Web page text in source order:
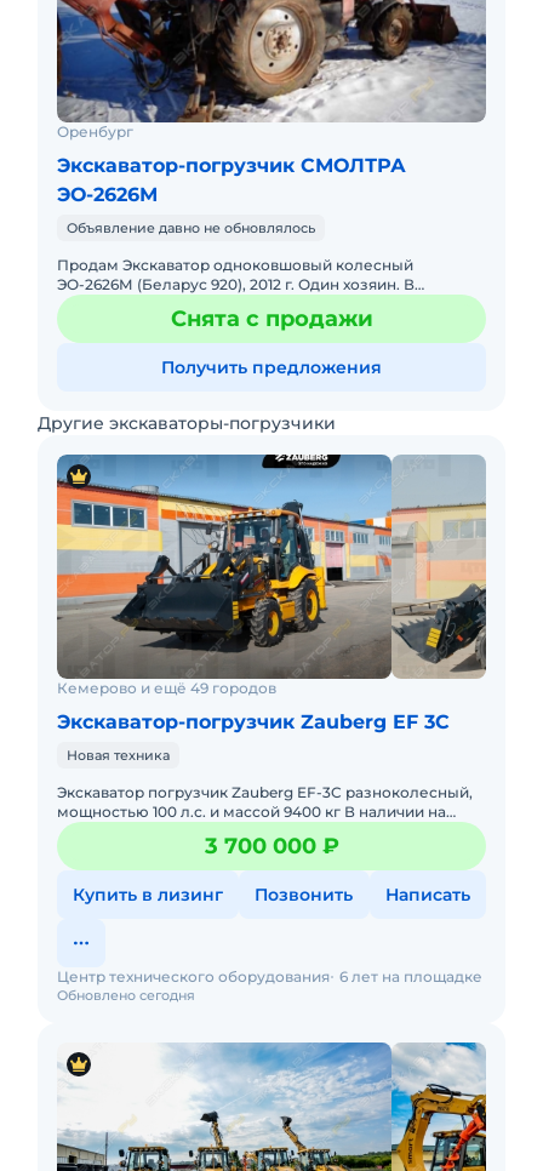
Оренбург
Экскаватор-погрузчик СМОЛТРА
ЭО-2626М
Объявление давно не обновлялось
Продам Экскаватор одноковшовый колесный
ЭО-2626М (Беларус 920), 2012 г. Один хозяин. В
полностью рабочем состоянии! В наличии.
Снята с продажи
Получить предложения
Другие экскаваторы-погрузчики
Кемерово и ещё 49 городов
Экскаватор-погрузчик Zauberg EF 3C
Новая техника
Экскаватор погрузчик Zauberg EF-3C разноколесный,
мощностью 100 л.с. и массой 9400 кг В наличии на
складах РФ. Действующее ЭПСМ, все налоги и сборы
уплачены
3 700 000 ₽
Купить в лизинг Позвонить Написать
Обновлено сегодня
Центр технического оборудования 6 лет на площадке